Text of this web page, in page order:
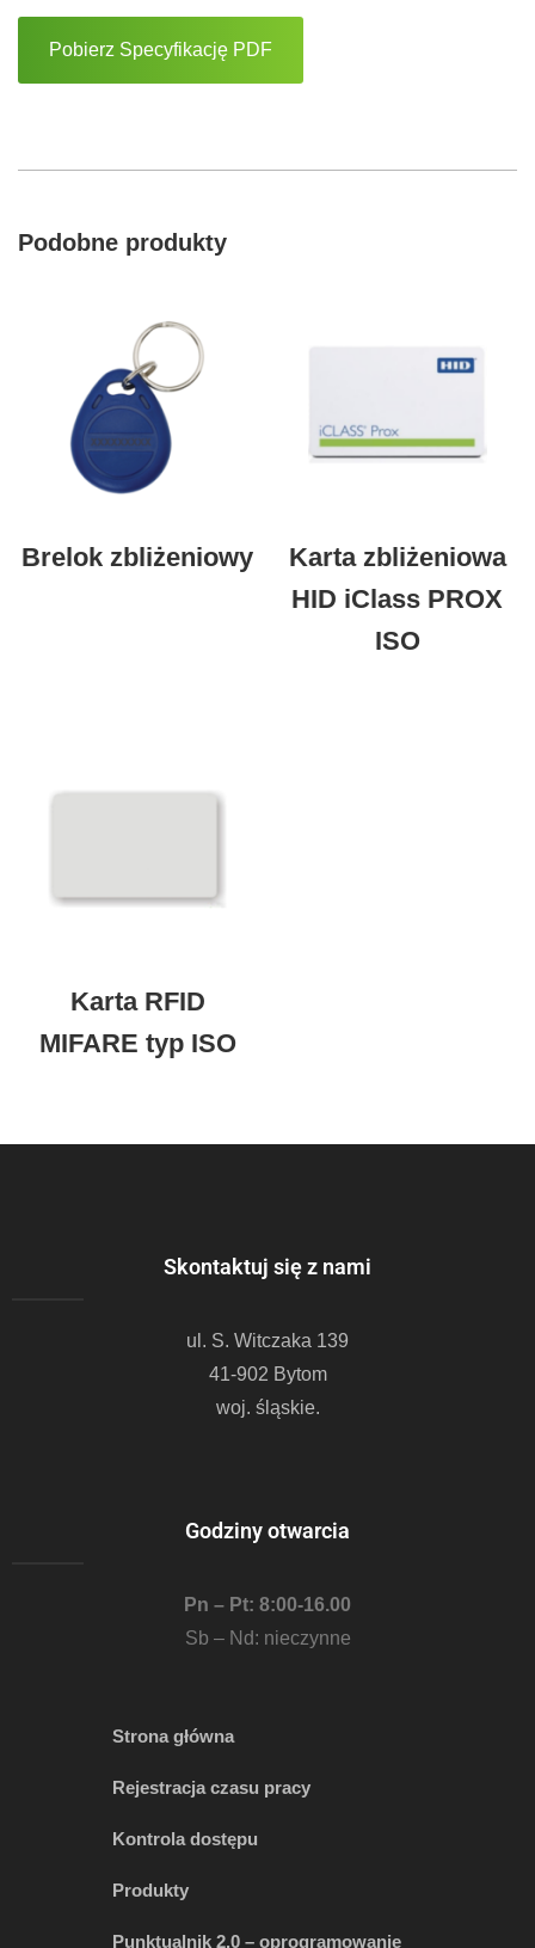
Pobierz Specyfikację PDF
Podobne produkty
Brelok zbliżeniowy
Karta zbliżeniowa
HID iClass PROX
ISO
Karta RFID
MIFARE typ ISO
Skontaktuj się z nami
ul. S. Witczaka 139
41-902 Bytom
woj. śląskie.
Godziny otwarcia
Pn – Pt: 8:00-16.00
Sb – Nd: nieczynne
Strona główna
Rejestracja czasu pracy
Kontrola dostępu
Produkty
Punktualnik 2.0 – oprogramowanie